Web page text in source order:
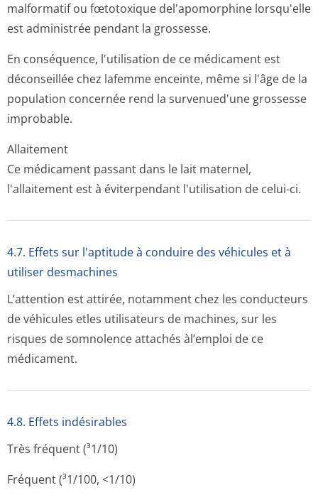
malformatif ou fœtotoxique del'apomorphine lorsqu'elle
est administrée pendant la grossesse.
En conséquence, l'utilisation de ce médicament est
déconseillée chez lafemme enceinte, même si l'âge de la
population concernée rend la survenued'une grossesse
improbable.
Allaitement
Ce médicament passant dans le lait maternel,
l'allaitement est à éviterpendant l'utilisation de celui-ci.
4.7. Effets sur l'aptitude à conduire des véhicules et à
utiliser desmachines
L’attention est attirée, notamment chez les conducteurs
de véhicules etles utilisateurs de machines, sur les
risques de somnolence attachés àl’emploi de ce
médicament.
4.8. Effets indésirables
Très fréquent (³1/10)
Fréquent (³1/100, <1/10)